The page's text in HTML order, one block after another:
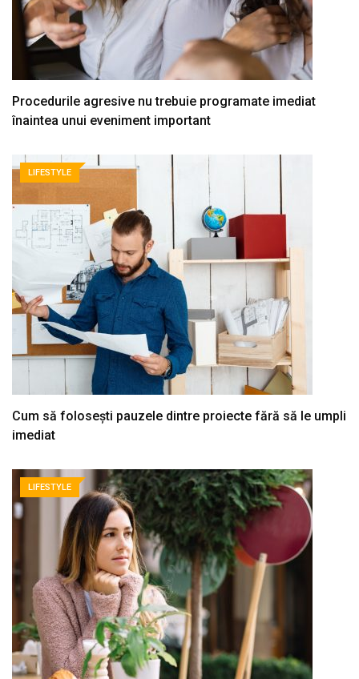
Procedurile agresive nu trebuie programate imediat
înaintea unui eveniment important
LIFESTYLE
Cum să folosești pauzele dintre proiecte fără să le umpli
imediat
LIFESTYLE